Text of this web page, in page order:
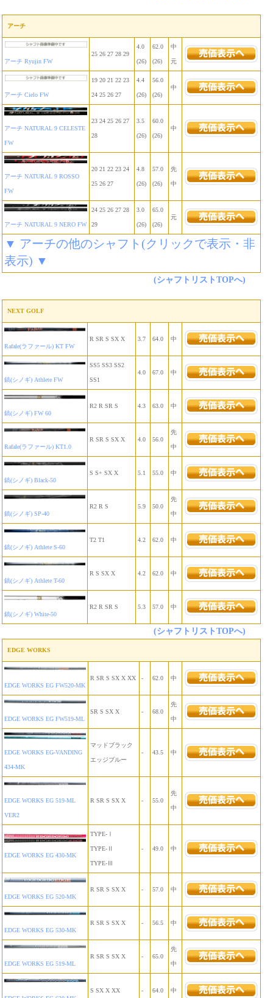
アーチ
アーチ Ryujin FW
25 26 27 28 29
4.0
(26)
62.0
(26)
中
元
アーチ Cielo FW
19 20 21 22 23
24 25 26 27
4.4
(26)
56.0
(26)
中
アーチ NATURAL 9 CELESTE
FW
23 24 25 26 27
28
3.5
(26)
60.0
(26)
中
アーチ NATURAL 9 ROSSO
FW
20 21 22 23 24
25 26 27
4.8
(26)
57.0
(26)
先
中
アーチ NATURAL 9 NERO FW
24 25 26 27 28
29
3.0
(26)
65.0
(26)
元
▼ アーチの他のシャフト(クリックで表示・非
表示) ▼
(シャフトリストTOPへ)
NEXT GOLF
Rafale(ラファール) KT FW
R SR S SX X 3.7 64.0 中
鎬(シノギ) Athlete FW
SS5 SS3 SS2
SS1
4.0 67.0 中
鎬(シノギ) FW 60
R2 R SR S 4.3 63.0 中
Rafale(ラファール) KT1.0
R SR S SX X 4.0 56.0
先
中
鎬(シノギ) Black-50
S S+ SX X 5.1 55.0 中
鎬(シノギ) SP-40
R2 R S 5.9 50.0
先
中
鎬(シノギ) Athlete S-60
T2 T1 4.2 62.0 中
鎬(シノギ) Athlete T-60
R S SX X 4.2 62.0 中
鎬(シノギ) White-50
R2 R SR S 5.3 57.0 中
(シャフトリストTOPへ)
EDGE WORKS
EDGE WORKS EG FW520-MK
R SR S SX X XX - 62.0 中
EDGE WORKS EG FW519-ML
SR S SX X - 68.0
先
中
EDGE WORKS EG-VANDING
434-MK
マッドブラック
エッジブルー
- 43.5 中
EDGE WORKS EG 519-ML
VER2
R SR S SX X - 55.0
先
中
EDGE WORKS EG 430-MK
TYPE-Ⅰ
TYPE-Ⅱ
TYPE-Ⅲ
- 49.0 中
EDGE WORKS EG 520-MK
R SR S SX X - 57.0 中
EDGE WORKS EG 530-MK
R SR S SX X - 56.5 中
EDGE WORKS EG 519-ML
R SR S SX X - 65.0
先
中
S SX X XX - 64.0 中